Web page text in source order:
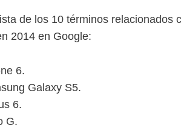
de los 10 términos relacionados
2014 en Google:
6.
Galaxy S5.
6.
G.